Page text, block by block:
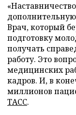
Врач, который
подготовку
получать
работу. Это
медицинских
кадров. И, в
миллионов
ТАСС.